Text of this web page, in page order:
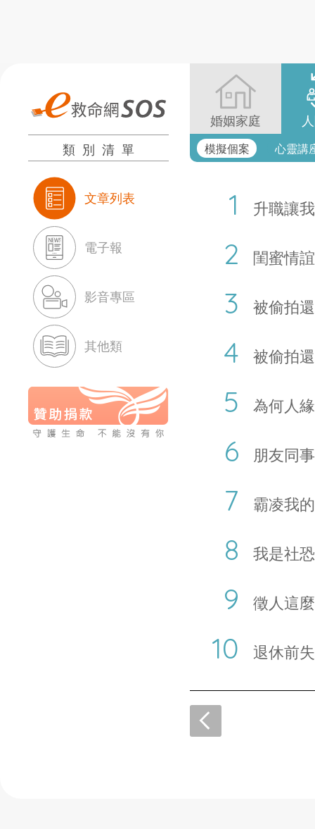
類別清單
文章列表
電子報
影音專區
其他類
婚姻家庭
模擬個案 心靈講
升職讓
閨蜜情誼
被偷拍
被偷拍
為何人
朋友同
霸凌我
我是社
徵人這
退休前